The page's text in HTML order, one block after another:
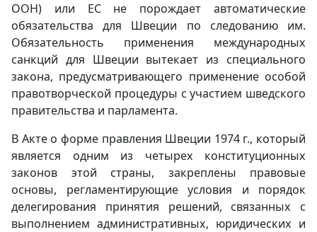
ООН) или ЕС не порождает автоматические
обязательства для Швеции по следованию им.
Обязательность применения международных
санкций для Швеции вытекает из специального
закона, предусматривающего применение особой
правотворческой процедуры с участием шведского
правительства и парламента.
В Акте о форме правления Швеции 1974 г., который
является одним из четырех конституционных
законов этой страны, закреплены правовые
основы, регламентирующие условия и порядок
делегирования принятия решений, связанных с
выполнением административных, юридических и